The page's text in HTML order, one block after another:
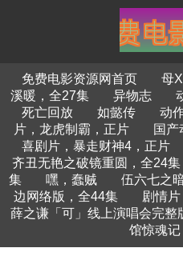
免费电影资源网首页 母X
溪暖，全27集
异物志
死亡回放
如懿传 动
片，龙虎制霸，正片
国产
喜剧片，暴走财神4，正片
齐丑无艳之破镜重圆，全24集
集
嘿，蠢贼 伍六七之
边网络版，全44集
剧情
薛之谦「可」线上演唱会完整
馆惊魂